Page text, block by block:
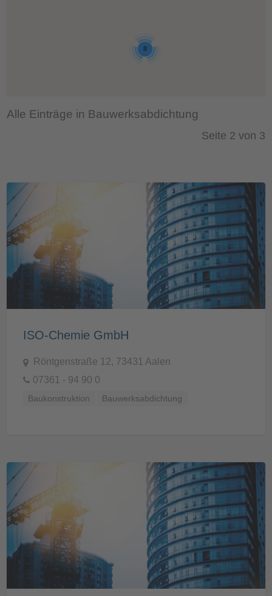
8
Alle Einträge in Bauwerksabdichtung
Seite 2 von 3
ISO-Chemie GmbH
Röntgenstraße 12, 73431 Aalen
07361 - 94 90 0
Baukonstruktion Bauwerksabdichtung